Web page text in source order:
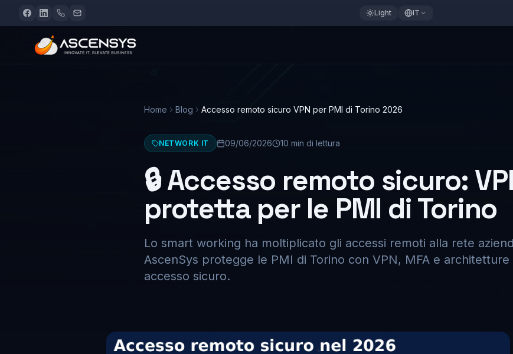
Light IT
Home Blog Accesso remoto sicuro VPN per PMI di Torino 2026
NETWORK IT 09/06/2026 10 min di lettura
🔒 Accesso remoto sicuro:
protetta per le PMI di Torino
Lo smart working ha moltiplicato gli accessi remoti alla rete
AscenSys protegge le PMI di Torino con VPN, MFA e architetture
accesso sicuro.